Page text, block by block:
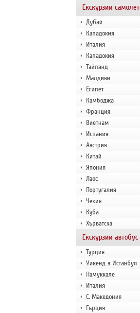
Екскурзии самолет
Дубай
Кападокия
Италия
Кападокия
Тайланд
Малдиви
Египет
Камбоджа
Франция
Виетнам
Испания
Австрия
Китай
Япония
Лаос
Португалия
Чехия
Куба
Хърватска
Екскурзии автобус
Турция
Уикенд в Истанбул
Памуккале
Италия
С. Македония
Гърция